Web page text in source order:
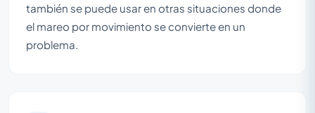
también se puede usar en otras situaciones donde
el mareo por movimiento se convierte en un
problema.